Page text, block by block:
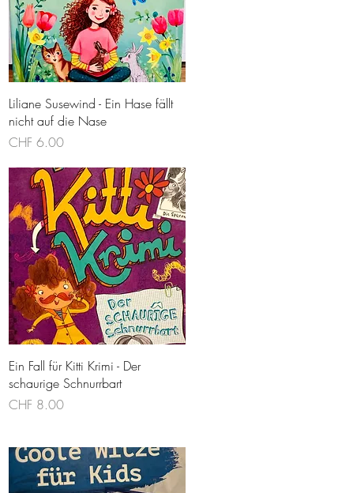
Schnellansicht
Liliane Susewind - Ein Hase fällt
nicht auf die Nase
Preis
CHF 6.00
Schnellansicht
Ein Fall für Kitti Krimi - Der
schaurige Schnurrbart
Preis
CHF 8.00